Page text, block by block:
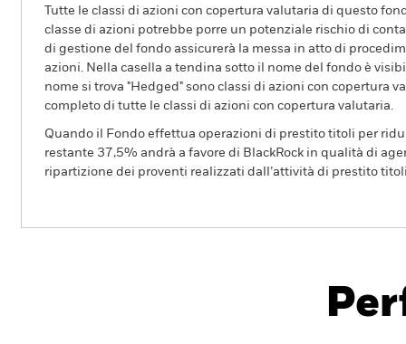
Tutte le classi di azioni con copertura valutaria di questo
classe di azioni potrebbe porre un potenziale rischio di
di gestione del fondo assicurerà la messa in atto di
azioni. Nella casella a tendina sotto il nome del fondo è
nome si trova "Hedged" sono classi di azioni con copertura
completo di tutte le classi di azioni con copertura valutaria.
Quando il Fondo effettua operazioni di prestito titoli per
restante 37,5% andrà a favore di BlackRock in qualità di
ripartizione dei proventi realizzati dall’attività di prestito